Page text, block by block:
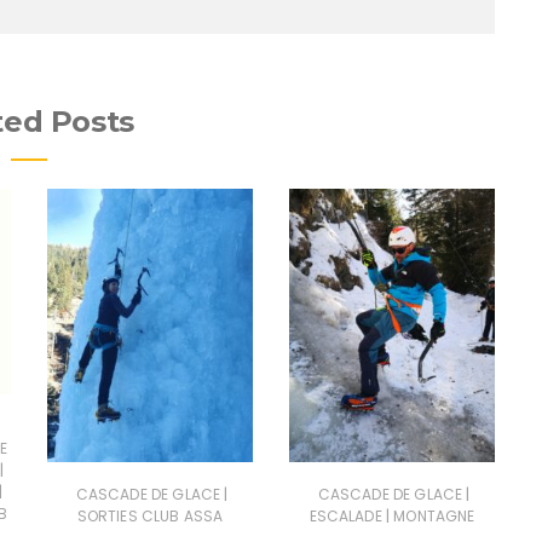
Posts
|
| CASCADE DE GLACE |
SORTIES CLUB ASSA
CASCADE DE GLACE |
ESCALADE | MONTAGNE